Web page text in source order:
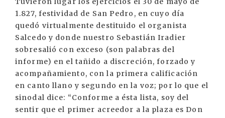
1.827, festividad de San Pedro, en cuyo día
quedó virtualmente destituido el organista
Salcedo y donde nuestro Sebastián Iradier
sobresalió con exceso (son palabras del
informe) en el tañido a discreción, forzado y
acompañamiento, con la primera calificación
en canto llano y segundo en la voz; por lo que el
sinodal dice: “Conforme a ésta lista, soy del
sentir que el primer acreedor a la plaza es Don